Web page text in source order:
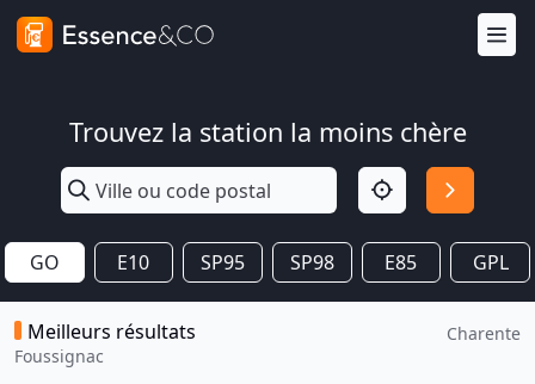
Trouvez la station la moins chère
GO E10 SP95 SP98 E85 GPL
Meilleurs résultats
Foussignac
Charente